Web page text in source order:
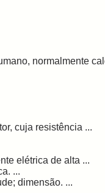
normalmente
cuja resistência ...
elétrica de alta ...
...
dimensão. ...